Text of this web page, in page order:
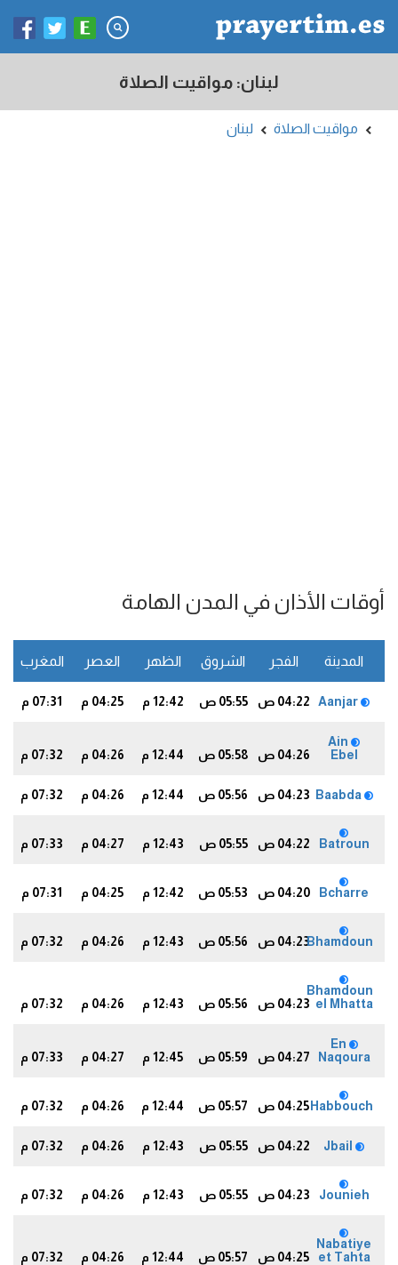
لبنان: مواقيت الصلاة
مواقيت الصلاة لبنان
أوقات الأذان في المدن الهامة
المدينة الفجر الشروق الظهر العصر المغرب
04:22 ص 05:55 ص 12:42 م 04:25 م 07:31 م
Ain
Ebel
04:26 ص 05:58 ص 12:44 م 04:26 م 07:32 م
04:23 ص 05:56 ص 12:44 م 04:26 م 07:32 م
Batroun 04:22 ص 05:55 ص 12:43 م 04:27 م 07:33 م
Bcharre 04:20 ص 05:53 ص 12:42 م 04:25 م 07:31 م
Bhamdoun04:23 ص 05:56 ص 12:43 م 04:26 م 07:32 م
Bhamdoun
el Mhatta 04:23 ص 05:56 ص 12:43 م 04:26 م 07:32 م
En
Naqoura
04:27 ص 05:59 ص 12:45 م 04:27 م 07:33 م
Habbouch 04:25 ص 05:57 ص 12:44 م 04:26 م 07:32 م
04:22 ص 05:55 ص 12:43 م 04:26 م 07:32 م
Jounieh 04:23 ص 05:55 ص 12:43 م 04:26 م 07:32 م
Nabatiye
et Tahta
04:25 ص 05:57 ص 12:44 م 04:26 م 07:32 م